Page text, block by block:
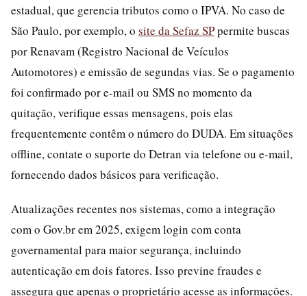
estadual, que gerencia tributos como o IPVA. No caso de
São Paulo, por exemplo, o site da Sefaz SPpermite buscas
por Renavam (Registro Nacional de Veículos
Automotores) e emissão de segundas vias. Se o pagamento
foi confirmado por e-mail ou SMS no momento da
quitação, verifique essas mensagens, pois elas
frequentemente contêm o número do DUDA. Em situações
offline, contate o suporte do Detran via telefone ou e-mail,
fornecendo dados básicos para verificação.
Atualizações recentes nos sistemas, como a integração
com o Gov.br em 2025, exigem login com conta
governamental para maior segurança, incluindo
autenticação em dois fatores. Isso previne fraudes e
assegura que apenas o proprietário acesse as informações.